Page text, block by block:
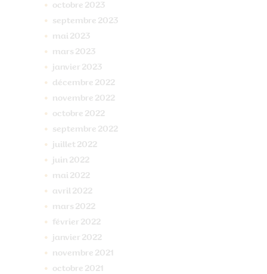
octobre 2023
septembre 2023
mai 2023
mars 2023
janvier 2023
décembre 2022
novembre 2022
octobre 2022
septembre 2022
juillet 2022
juin 2022
mai 2022
avril 2022
mars 2022
février 2022
janvier 2022
novembre 2021
octobre 2021